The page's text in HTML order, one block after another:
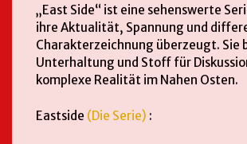
„East Side“ ist eine sehenswerte
ihre Aktualität, Spannung und
Charakterzeichnung überzeugt. Sie
Unterhaltung und Stoff für
komplexe Realität im Nahen Osten.
Eastside (Die Serie) :